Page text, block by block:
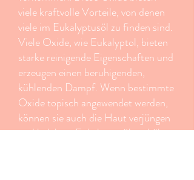
viele kraftvolle Vorteile, von denen
viele im Eukalyptusöl zu finden sind.
Viele Oxide, wie Eukalyptol, bieten
starke reinigende Eigenschaften und
erzeugen einen beruhigenden,
kühlenden Dampf. Wenn bestimmte
Oxide topisch angewendet werden,
können sie auch die Haut verjüngen
und beleben. Eukalyptusöl enthält